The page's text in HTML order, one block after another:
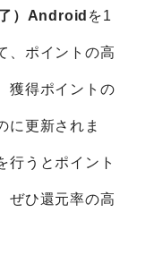
）Android を1
、ポイントの高
獲得ポイントの
に更新されま
行うとポイント
ぜひ還元率の高